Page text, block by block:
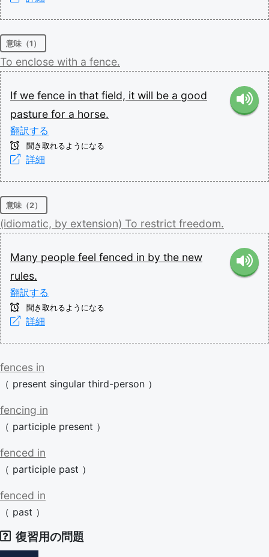
意味（1）
To enclose with a fence.
If we fence in that field, it will be a good
pasture for a horse.
翻訳する
聞き取れるようになる
詳細
意味（2）
(idiomatic, by extension) To restrict freedom.
Many people feel fenced in by the new
rules.
翻訳する
聞き取れるようになる
詳細
fences in
（ present singular third-person ）
fencing in
（ participle present ）
fenced in
（ participle past ）
fenced in
（ past ）
復習用の問題